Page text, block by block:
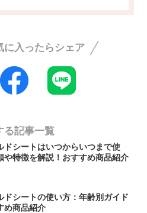
に入ったらシェア
る記事一覧
ドシートはいつからいつまで使
や特徴を解説！おすすめ商品紹介
ドシートの使い方：年齢別ガイド
め商品紹介